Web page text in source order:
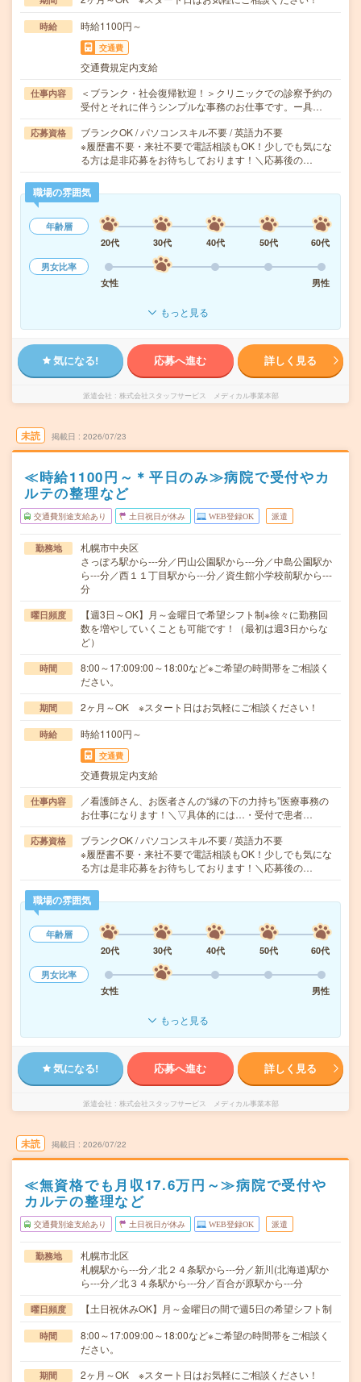
時給 時給1100円～
交通費
交通費規定内支給
仕事内容
＜ブランク・社会復帰歓迎！＞クリニックでの診察予約の
受付とそれに伴うシンプルな事務のお仕事です。ー具…
応募資格
ブランクOK / パソコンスキル不要 / 英語力不要
※履歴書不要・来社不要で電話相談もOK！少しでも気にな
る方は是非応募をお待ちしております！＼応募後の…
職場の雰囲気
年齢層
20代
30代 40代 50代
60代
男女比率
女性
男性
もっと見る
気になる! 応募へ進む 詳しく見る
派遣会社 株式会社スタッフサービス メディカル事業本部
未読 掲載日 2026/07/23
≪時給1100円～＊平日のみ≫病院で受付やカ
ルテの整理など
交通費別途支給あり 土日祝日が休み WEB登録OK 派遣
勤務地
札幌市中央区
さっぽろ駅から---分／円山公園駅から---分／中島公園駅か
ら---分／西１１丁目駅から---分／資生館小学校前駅から---
分
曜日頻度
【週3日～OK】月～金曜日で希望シフト制※徐々に勤務回
数を増やしていくことも可能です！（最初は週3日からな
ど）
時間
8:00～17:009:00～18:00など※ご希望の時間帯をご相談く
ださい。
期間 2ヶ月～OK ※スタート日はお気軽にご相談ください！
時給 時給1100円～
交通費
交通費規定内支給
仕事内容
／看護師さん、お医者さんの“縁の下の力持ち”医療事務の
お仕事になります！＼▽具体的には…・受付で患者…
応募資格
ブランクOK / パソコンスキル不要 / 英語力不要
※履歴書不要・来社不要で電話相談もOK！少しでも気にな
る方は是非応募をお待ちしております！＼応募後の…
職場の雰囲気
年齢層
20代
30代 40代 50代
60代
男女比率
女性
男性
もっと見る
気になる! 応募へ進む 詳しく見る
派遣会社 株式会社スタッフサービス メディカル事業本部
未読 掲載日 2026/07/22
≪無資格でも月収17.6万円～≫病院で受付や
カルテの整理など
交通費別途支給あり 土日祝日が休み WEB登録OK 派遣
勤務地
札幌市北区
札幌駅から---分／北２４条駅から---分／新川(北海道)駅か
ら---分／北３４条駅から---分／百合が原駅から---分
曜日頻度 【土日祝休みOK】月～金曜日の間で週5日の希望シフト制
時間
8:00～17:009:00～18:00など※ご希望の時間帯をご相談く
ださい。
期間 2ヶ月～OK ※スタート日はお気軽にご相談ください！